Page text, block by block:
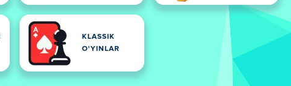
KLASSIK
O'YINLAR